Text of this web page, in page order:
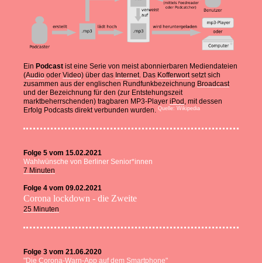
EinPodcast ist eine Serie von meist abonnierbaren Mediendateien
(Audio oder Video) über das Internet. Das Kofferwort setzt sich
zusammen aus der englischen Rundfunkbezeichnung Broadcast
und der Bezeichnung für den (zur Entstehungszeit
marktbeherrschenden) tragbaren MP3-Player iPod , mit dessen
Erfolg Podcasts direkt verbunden wurden.
Quelle: Wikipedia
Folge 5 vom 15.02.2021
Wahlwünsche von Berliner Senior*innen
7 Minuten
Folge 4 vom 09.02.2021
Corona lockdown - die Zweite
25 Minuten
Folge 3 vom 21.06.2020
"Die Corona-Warn-App auf dem Smartphone"